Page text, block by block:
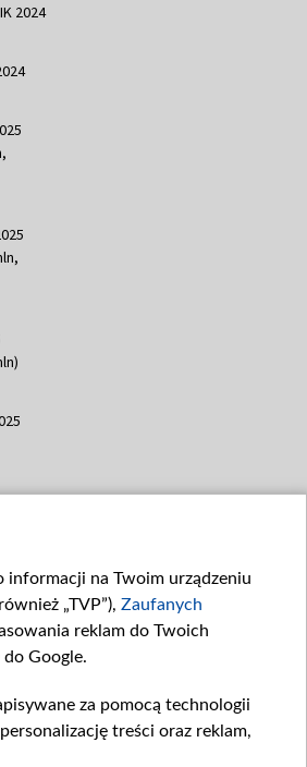
2024
informacji na Twoim urządzeniu
„TVP”), Zaufanych
reklam do Twoich
Google.
za pomocą technologii
treści oraz reklam,